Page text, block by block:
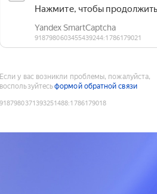
Если у вас возникли проблемы, пожалуйста,
воспользуйтесьформой обратной связи
9187980371393251488:1786179018